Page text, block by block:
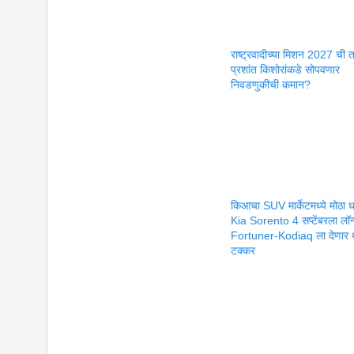
राष्ट्रवादीच्या मिशन 2027 ची
प्रशांत किशोरांकडे सोपवणार
निवडणुकीची कमान?
किआचा SUV मार्केटमध्ये मोठा
Kia Sorento 4 सप्टेंबरला
Fortuner-Kodiaq ला देणार
टक्कर